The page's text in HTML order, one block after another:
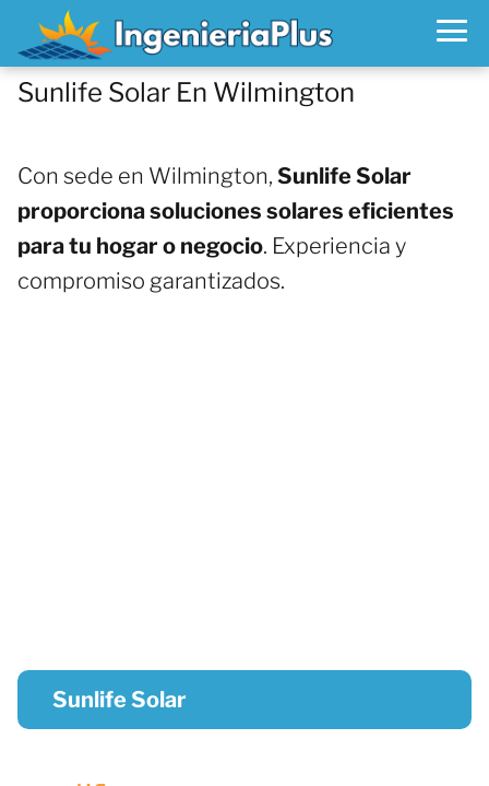
Sunlife Solar En Wilmington
Con sede en Wilmington, Sunlife Solar
proporciona soluciones solares eficientes
para tu hogar o negocio. Experiencia y
compromiso garantizados.
Sunlife Solar